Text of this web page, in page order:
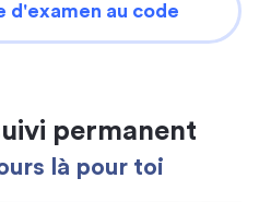
d'examen au code
permanent
là pour toi